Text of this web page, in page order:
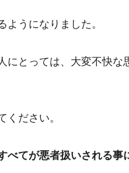
うになりました。
にとっては、大変不快な
ださい。
べてが悪者扱いされる事